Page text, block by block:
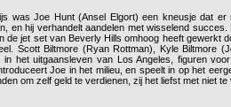
was Joe Hunt (Ansel Elgort) een kneusje dat
en hij verhandelt aandelen met wisselend
de jet set van Beverly Hills omhoog heeft gewerkt
Scott Biltmore (Ryan Rottman), Kyle Biltmore
in het uitgaansleven van Los Angeles, figuren
Joe in het milieu, en speelt in op het
om zelf geld te verdienen, zij het liefst met niet te